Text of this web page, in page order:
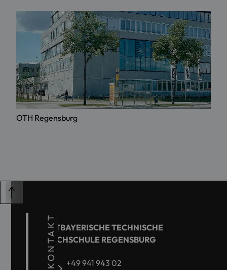
OTH Regensburg
KONTAKT
OSTBAYERISCHE TECHNISCHE
HOCHSCHULE REGENSBURG
+49 941 943 02